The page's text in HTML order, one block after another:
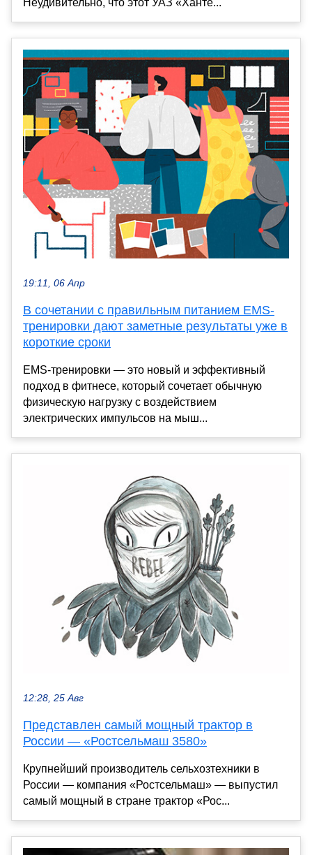
19:11, 06 Апр
В сочетании с правильным питанием EMS-
тренировки дают заметные результаты уже в
короткие сроки
EMS-тренировки — это новый и эффективный
подход в фитнесе, который сочетает обычную
физическую нагрузку с воздействием
электрических импульсов на мыш...
12:28, 25 Авг
Представлен самый мощный трактор в
России — «Ростсельмаш 3580»
Крупнейший производитель сельхозтехники в
России — компания «Ростсельмаш» — выпустил
самый мощный в стране трактор «Рос...